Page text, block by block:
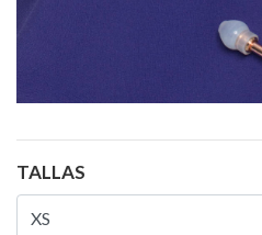
TALLAS